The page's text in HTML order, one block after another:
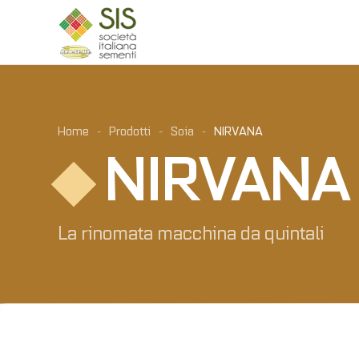
Skip to main content
Home Prodotti Soia NIRVANA
NIRVANA
La rinomata macchina da quintali